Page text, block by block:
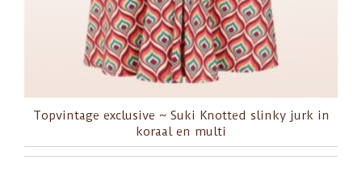
Topvintage exclusive ~ Suki Knotted slinky jurk in
koraal en multi